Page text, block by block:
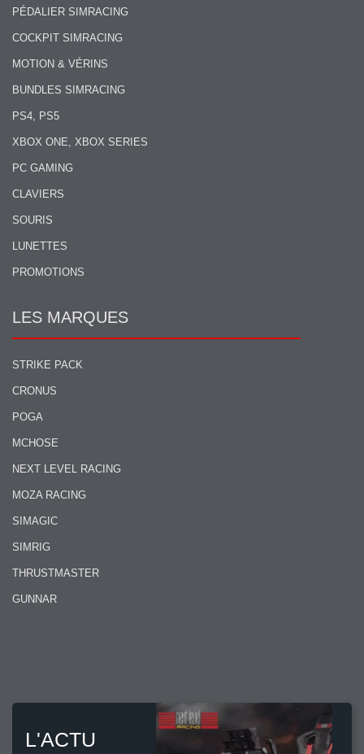
PÉDALIER SIMRACING
COCKPIT SIMRACING
MOTION & VÉRINS
BUNDLES SIMRACING
PS4, PS5
XBOX ONE, XBOX SERIES
PC GAMING
CLAVIERS
SOURIS
LUNETTES
PROMOTIONS
LES MARQUES
STRIKE PACK
CRONUS
POGA
MCHOSE
NEXT LEVEL RACING
MOZA RACING
SIMAGIC
SIMRIG
THRUSTMASTER
GUNNAR
L'ACTU